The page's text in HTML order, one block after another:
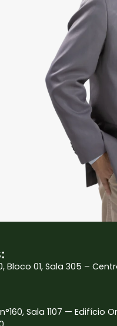
Bloco 01, Sala 305 –
Sala 1107 — Edifício